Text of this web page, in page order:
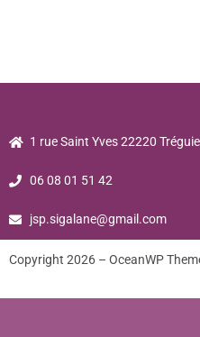
1 rue Saint Yves 22220
06 08 01 51 42
jsp.sigalane@gmail.com
Copyright 2026 – OceanWP